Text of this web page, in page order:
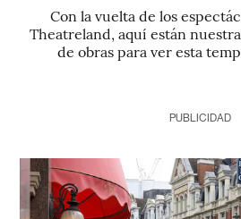
Con la vuelta de los
Theatreland, aquí están
de obras para ver esta
PUBLICIDAD